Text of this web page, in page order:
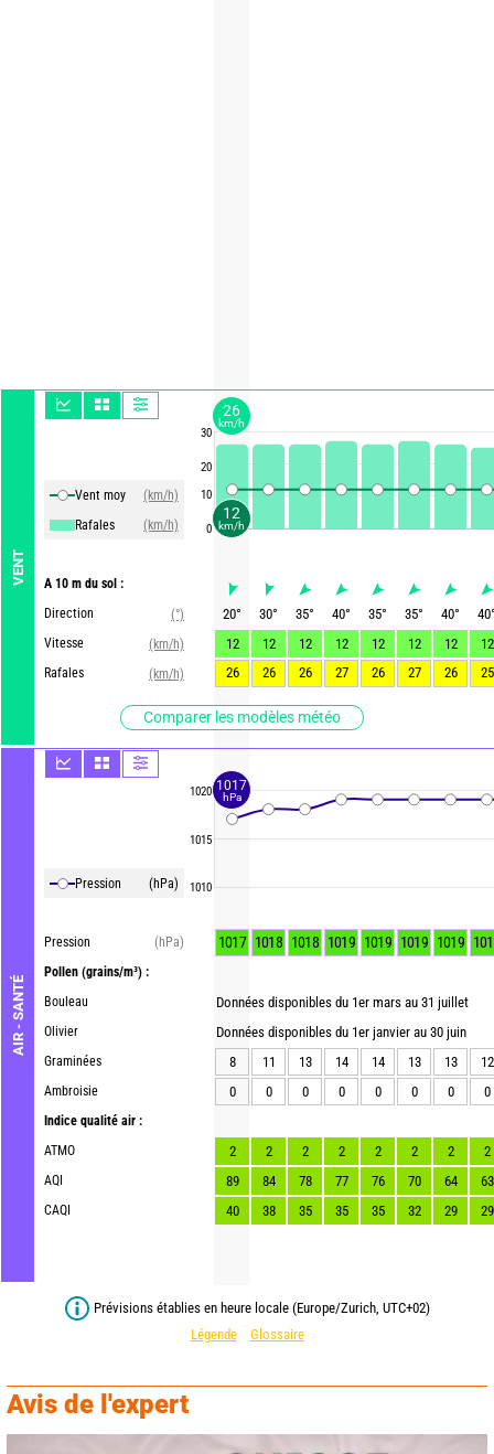
VENT
Vent moy
(km/h)
Rafales
(km/h)
A 10 m du sol :
Direction
(°)
Vitesse
(km/h)
Rafales
(km/h)
Comparer les modèles météo
AIR - SANTÉ
Pression (hPa)
Pression
(hPa)
Pollen (grains/m³) :
Bouleau
Olivier
Graminées
Ambroisie
Indice qualité air :
ATMO
AQI
CAQI
30
20
10
0
1020
1015
1010
20° 30° 35° 40° 35° 35° 40° 40
12
12 12 12 12 12 12
12
26
26 26 27 26 27 26 25
1017 1018 1018 1019 1019 1019 1019
Données disponibles du 1er mars au 31 juillet
Données disponibles du 1er janvier au 30 juin
8
11 13 14 14 13 13
12
0
0 0 0 0 0 0 0
2 2 2 2 2 2 2
2
89
84 78 77 76 70 64
63
40
38 35 35 35 32 29 29
Prévisions établies en heure locale (Europe/Zurich, UTC+02)
Légende
Glossaire
Avis de l'expert
12
km/h
26
km/h
1017
hPa